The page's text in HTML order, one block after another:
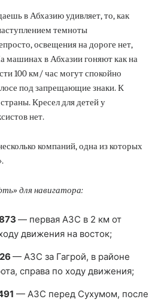
в Абхазию удивляет, то, как
темноты
освещения на дороге нет,
машинах в Абхазии гоняют как на
100 км/ час могут спокойно
под запрещающие знаки. К
Кресел для детей у
нет.
компаний, одна из которых
для навигатора:
— первая АЗС в 2 км от
движения на восток;
— АЗС за Гагрой, в районе
справа по ходу движения;
— АЗС перед Сухумом, после